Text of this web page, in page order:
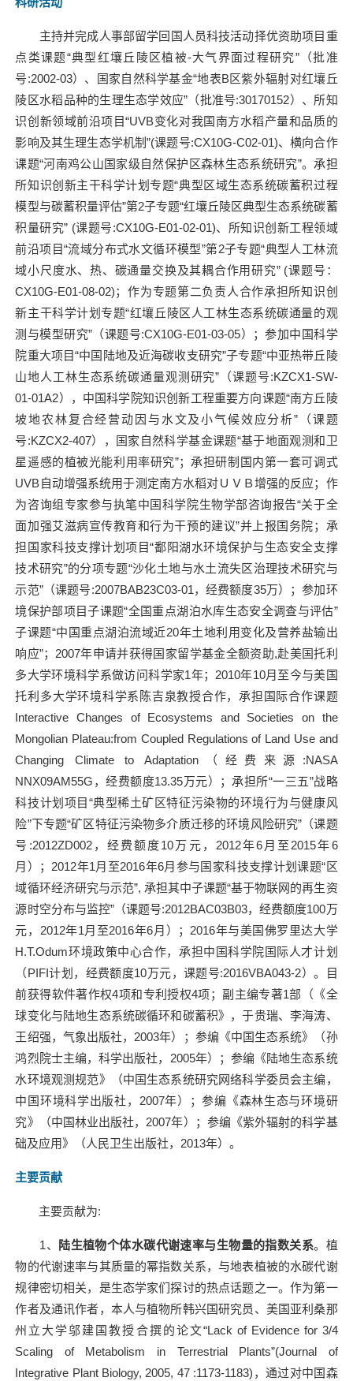
主持并完成人事部留学回国人员科技活动择优资助项目重
点类课题“典型红壤丘陵区植被-大气界面过程研究”（批准
号:2002-03）、国家自然科学基金“地表B区紫外辐射对红壤丘
陵区水稻品种的生理生态学效应”（批准号:30170152）、所知
识创新领域前沿项目“UVB变化对我国南方水稻产量和品质的
影响及其生理生态学机制”(课题号:CX10G-C02-01)、横向合作
课题“河南鸡公山国家级自然保护区森林生态系统研究”。承担
所知识创新主干科学计划专题“典型区域生态系统碳蓄积过程
模型与碳蓄积量评估”第2子专题“红壤丘陵区典型生态系统碳蓄
积量研究” (课题号:CX10G-E01-02-01)、所知识创新工程领域
前沿项目“流域分布式水文循环模型”第2子专题“典型人工林流
域小尺度水、热、碳通量交换及其耦合作用研究”(课题号：
CX10G-E01-08-02)；作为专题第二负责人合作承担所知识创
新主干科学计划专题“红壤丘陵区人工林生态系统碳通量的观
测与模型研究”（课题号:CX10G-E01-03-05）；参加中国科学
院重大项目“中国陆地及近海碳收支研究”子专题“中亚热带丘陵
山地人工林生态系统碳通量观测研究”（课题号:KZCX1-SW-
01-01A2），中国科学院知识创新工程重要方向课题“南方丘陵
坡地农林复合经营动因与水文及小气候效应分析”（课题
号:KZCX2-407），国家自然科学基金课题“基于地面观测和卫
星遥感的植被光能利用率研究”；承担研制国内第一套可调式
UVB 自动增强系统用于测定南方水稻对ＵＶＢ增强的反应；作
为咨询组专家参与执笔中国科学院生物学部咨询报告“关于全
面加强艾滋病宣传教育和行为干预的建议”并上报国务院；承
担国家科技支撑计划项目“鄱阳湖水环境保护与生态安全支撑
技术研究”的分项专题“沙化土地与水土流失区治理技术研究与
示范”（课题号:2007BAB23C03-01，经费额度35万）；参加环
境保护部项目子课题“全国重点湖泊水库生态安全调查与评估”
子课题“中国重点湖泊流域近20年土地利用变化及营养盐输出
响应”；2007年申请并获得国家留学基金全额资助,赴美国托利
多大学环境科学系做访问科学家1年； 2010年10月至今与美国
托利多大学环境科学系陈吉泉教授合作，承担国际合作课题
Interactive Changes of Ecosystems and Societies on the
Mongolian Plateau:from Coupled Regulations of Land Use and
Changing Climate to Adaptation（经费来源 :NASA
NNX09AM55G ，经费额度13.35万元）；承担所“一三五”战略
科技计划项目“典型稀土矿区特征污染物的环境行为与健康风
险”下专题“矿区特征污染物多介质迁移的环境风险研究”（课题
号 :2012ZD002，经费额度10万元， 2012年6月至2015年6
月）；2012年1月至2016年6月参与国家科技支撑计划课题“区
域循环经济研究与示范”, 承担其中子课题“基于物联网的再生资
源时空分布与监控”（课题号:2012BAC03B03，经费额度100万
元， 2012年1月至2016年6月）；2016年与美国佛罗里达大学
H.T.Odum环境政策中心合作，承担中国科学院国际人才计划
（ PIFI 计划，经费额度10万元，课题号:2016VBA043-2）。目
前获得软件著作权4项和专利授权4项；副主编专著1部（《全
球变化与陆地生态系统碳循环和碳蓄积》，于贵瑞、李海涛、
王绍强，气象出版社，2003年）；参编《中国生态系统》（孙
鸿烈院士主编，科学出版社， 2005年）；参编《陆地生态系统
水环境观测规范》（中国生态系统研究网络科学委员会主编，
中国环境科学出版社， 2007年）；参编《森林生态与环境研
究》（中国林业出版社，2007年）；参编《紫外辐射的科学基
础及应用》（人民卫生出版社，2013年）。
主要贡献
主要贡献为:
1、 陆生植物个体水碳代谢速率与生物量的指数关系。植
物的代谢速率与其质量的幂指数关系，与地表植被的水碳代谢
规律密切相关，是生态学家们探讨的热点话题之一。作为第一
作者及通讯作者，本人与植物所韩兴国研究员、美国亚利桑那
州立大学邬建国教授合撰的论文“Lack of Evidence for 3/4
Scaling of Metabolism in Terrestrial Plants”(Journal of
Integrative Plant Biology, 2005, 47 :1173-1183) ，通过对中国森